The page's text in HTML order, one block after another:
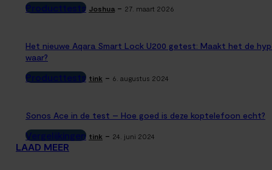
Producttests Joshua - 27. maart 2026
Het nieuwe Aqara Smart Lock U200 getest: Maakt het de
waar?
Producttests tink - 6. augustus 2024
Sonos Ace in de test – Hoe goed is deze koptelefoon echt?
Vergelijkingen tink - 24. juni 2024
LAAD MEER